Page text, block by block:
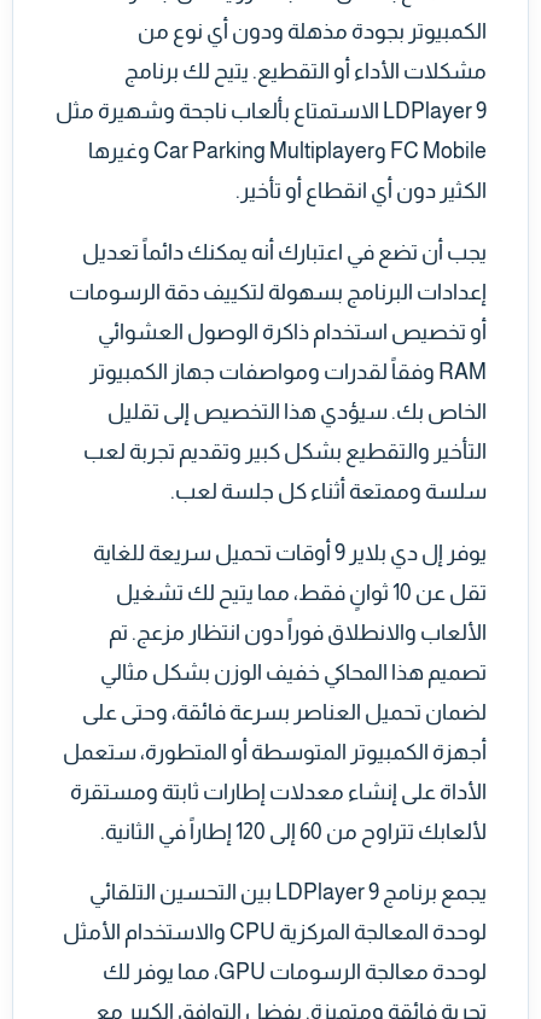
الكمبيوتر بجودة مذهلة ودون أي نوع من
مشكلات الأداء أو التقطيع. يتيح لك برنامج
LDPlayer 9 الاستمتاع بألعاب ناجحة وشهيرة مثل
FC Mobile وCar Parking Multiplayer وغيرها
الكثير دون أي انقطاع أو تأخير.
يجب أن تضع في اعتبارك أنه يمكنك دائماً تعديل
إعدادات البرنامج بسهولة لتكييف دقة الرسومات
أو تخصيص استخدام ذاكرة الوصول العشوائي
RAM وفقاً لقدرات ومواصفات جهاز الكمبيوتر
الخاص بك. سيؤدي هذا التخصيص إلى تقليل
التأخير والتقطيع بشكل كبير وتقديم تجربة لعب
سلسة وممتعة أثناء كل جلسة لعب.
يوفر إل دي بلاير 9 أوقات تحميل سريعة للغاية
تقل عن 10 ثوانٍ فقط، مما يتيح لك تشغيل
الألعاب والانطلاق فوراً دون انتظار مزعج. تم
تصميم هذا المحاكي خفيف الوزن بشكل مثالي
لضمان تحميل العناصر بسرعة فائقة، وحتى على
أجهزة الكمبيوتر المتوسطة أو المتطورة، ستعمل
الأداة على إنشاء معدلات إطارات ثابتة ومستقرة
لألعابك تتراوح من 60 إلى 120 إطاراً في الثانية.
يجمع برنامج LDPlayer 9 بين التحسين التلقائي
لوحدة المعالجة المركزية CPU والاستخدام الأمثل
لوحدة معالجة الرسومات GPU، مما يوفر لك
تجربة فائقة ومتميزة. بفضل التوافق الكبير مع